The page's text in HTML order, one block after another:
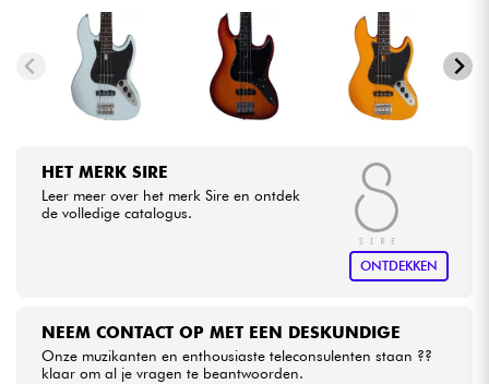
Sets
Bekijk onze merken
HET MERK SIRE
Leer meer over het merk Sire en ontdek
de volledige catalogus.
ONTDEKKEN
NEEM CONTACT OP MET EEN DESKUNDIGE
Onze muzikanten en enthousiaste teleconsulenten staan ??
klaar om al je vragen te beantwoorden.